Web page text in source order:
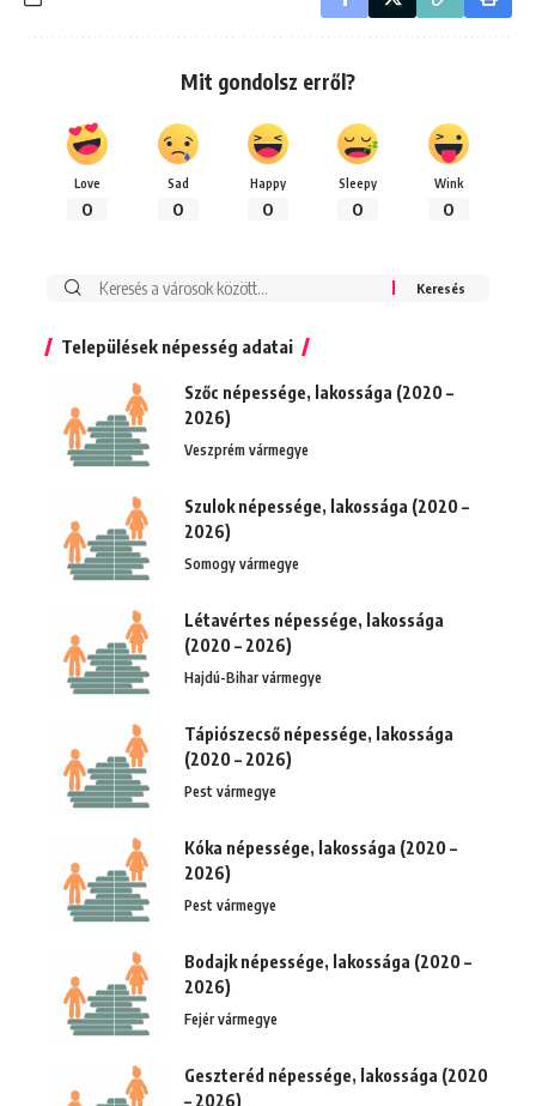
Mit gondolsz erről?
Love
0
Sad
0
Happy
0
Sleepy
0
Wink
0
Keresés:
Települések népesség adatai
Szőc népessége, lakossága (2020 –
2026)
Veszprém vármegye
Szulok népessége, lakossága (2020 –
2026)
Somogy vármegye
Létavértes népessége, lakossága
(2020 – 2026)
Hajdú-Bihar vármegye
Tápiószecső népessége, lakossága
(2020 – 2026)
Pest vármegye
Kóka népessége, lakossága (2020 –
2026)
Pest vármegye
Bodajk népessége, lakossága (2020 –
2026)
Fejér vármegye
Geszteréd népessége, lakossága (2020
– 2026)